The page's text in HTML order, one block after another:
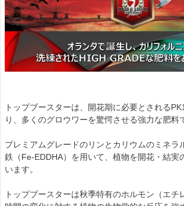
トップブースターは、開花期に必要とされる
り、多くのグロウワーを驚愕させる強力な肥料
プレミアムグレードのリンとカリウムのミネラ
鉄（Fe-EDDHA）を用いて、植物を開花・結実
います。
トップブースターは秋季特有のホルモン（エチ